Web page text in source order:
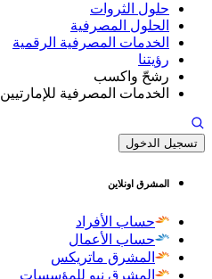
حلول الثروات
الحلول المصرفية
الخدمات المصرفية الرقمية
رؤيتنا
رشحّ واكسب
الخدمات المصرفية للإمارتيين
تسجيل الدخول
المشرق اونلاين
حساب الأفراد
حساب الأعمال
المشرق ماتريكس
المشرق نيو للمؤسسات